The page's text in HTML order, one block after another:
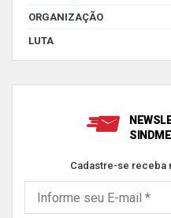
ORGANIZAÇÃO
LUTA
Cadastre-se receba